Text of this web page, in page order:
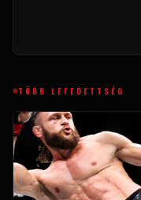
TÖBB LEFEDETTSÉG